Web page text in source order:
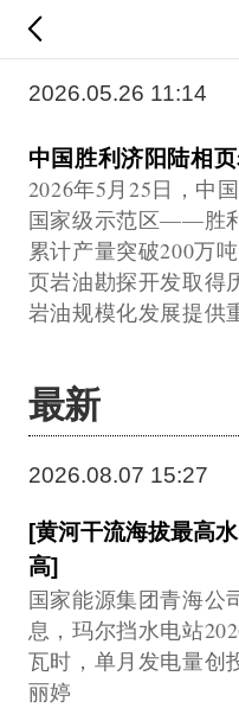
2026.05.26 11:14
中国胜利济阳陆相
2026年5月25日，中
国家级示范区——胜
累计产量突破200万
页岩油勘探开发取得
岩油规模化发展提供
最新
2026.08.07 15:27
[黄河干流海拔最高
高]
国家能源集团青海公
息，玛尔挡水电站
瓦时，单月发电量创
丽婷